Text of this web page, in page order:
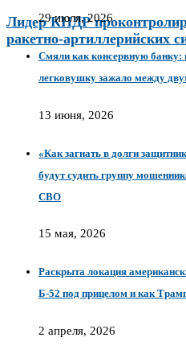
Лидер КНДР
ракетно-артиллерийских
29 июля, 2026
Смяли как консервную банку:
легковушку зажало между
13 июня, 2026
«Как загнать в долги
будут судить группу
СВО
15 мая, 2026
Раскрыта локация
Б-52 под прицелом и как
2 апреля, 2026